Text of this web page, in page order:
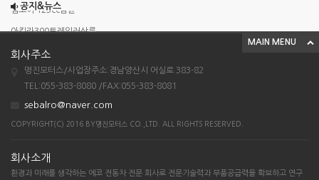
공지&뉴스
엠보이 125cc삼륜
아킬라300트레일러삼륜
아킬라300 삼륜
시티밴승용배달용
조이맥스125cc삼륜
아킬라300 삼륜
시티밴승용배달용
MAIN MENU
회사주소
명진모터스/사업장주소:경남양산시 어실로 383-82
TEL:055-383-8080 /FAX:055-383-8081
sebalro@naver.com
COPYRIGHT(C) 2016 BY명진모터스 CO.,LTD. ALL RIGHTS RESERVED.
회사소개
환경과 미래를 생각하는 에코 전동차 전문 회사로 전문기술력과 부품공급력을 확보하고 연구